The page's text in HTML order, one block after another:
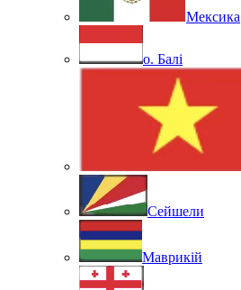
Мексика
о. Балі
Сейшели
Маврикій